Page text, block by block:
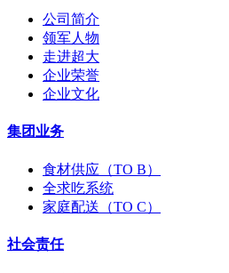
公司简介
领军人物
走进超大
企业荣誉
企业文化
集团业务
食材供应（TO B）
全求吃系统
家庭配送（TO C）
社会责任